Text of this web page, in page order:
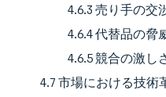
4.6.3 売り手の交
4.6.4 代替品の脅
4.6.5 競合の激し
4.7 市場における技術